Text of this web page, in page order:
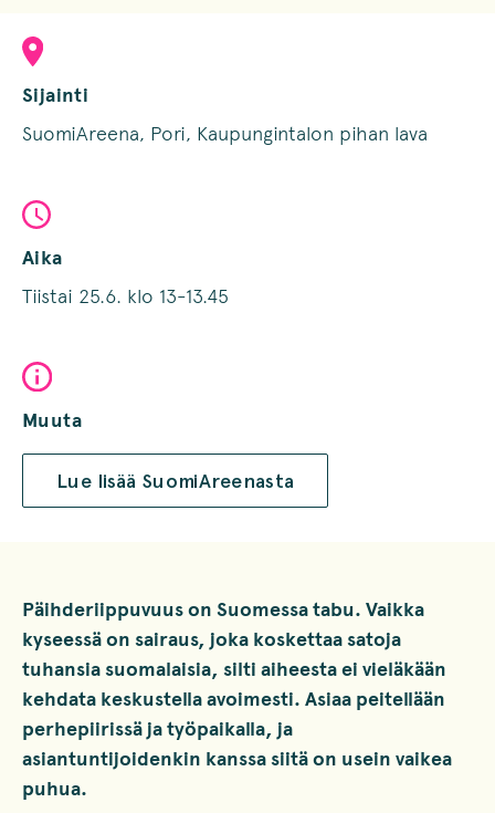
Sijainti
SuomiAreena, Pori, Kaupungintalon pihan lava
Aika
Tiistai 25.6. klo 13-13.45
Muuta
Lue lisää SuomiAreenasta
Päihderiippuvuus on Suomessa tabu. Vaikka
kyseessä on sairaus, joka koskettaa satoja
tuhansia suomalaisia, silti aiheesta ei vieläkään
kehdata keskustella avoimesti. Asiaa peitellään
perhepiirissä ja työpaikalla, ja
asiantuntijoidenkin kanssa siitä on usein vaikea
puhua.